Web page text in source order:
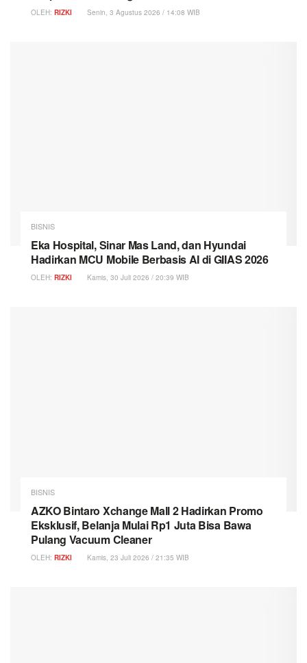
OLEH: RIZKI Senin, 3 Agustus 2026 / 14:08 WIB
BISNIS
Eka Hospital, Sinar Mas Land, dan Hyundai
Hadirkan MCU Mobile Berbasis AI di GIIAS 2026
OLEH: RIZKI Kamis, 30 Juli 2026 / 20:39 WIB
BISNIS
AZKO Bintaro Xchange Mall 2 Hadirkan Promo
Eksklusif, Belanja Mulai Rp1 Juta Bisa Bawa
Pulang Vacuum Cleaner
OLEH: RIZKI Kamis, 23 Juli 2026 / 21:35 WIB